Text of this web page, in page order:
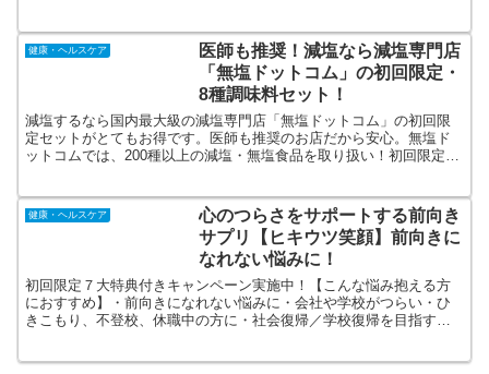
健康・ヘルスケア
医師も推奨！減塩なら減塩専門店
「無塩ドットコム」の初回限定・
8種調味料セット！
減塩するなら国内最大級の減塩専門店「無塩ドットコム」の初回限
定セットがとてもお得です。医師も推奨のお店だから安心。無塩ド
ットコムでは、200種以上の減塩・無塩食品を取り扱い！初回限定セ
健康・ヘルスケア
心のつらさをサポートする前向き
サプリ【ヒキウツ笑顔】前向きに
なれない悩みに！
初回限定７大特典付きキャンペーン実施中！【こんな悩み抱える方
におすすめ】・前向きになれない悩みに・会社や学校がつらい・ひ
きこもり、不登校、休職中の方に・社会復帰／学校復帰を目指す方